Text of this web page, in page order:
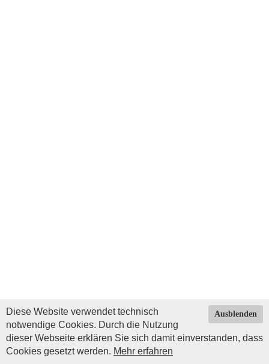
Ausblenden
Diese Website verwendet technisch
notwendige Cookies. Durch die Nutzung
dieser Webseite erklären Sie sich damit einverstanden, dass
Cookies gesetzt werden. Mehr erfahren